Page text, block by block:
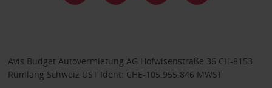
Avis Budget Autovermietung AG Hofwisenstraße 36 CH-8153
Rümlang Schweiz UST Ident: CHE-105.955.846 MWST